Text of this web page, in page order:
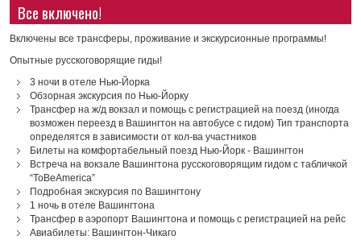
Все включено!
Включены все трансферы, проживание и экскурсионные программы!
Опытные русскоговорящие гиды!
3 ночи в отеле Нью-Йорка
Обзорная экскурсия по Нью-Йорку
Трансфер на ж/д вокзал и помощь с регистрацией на поезд (иногда
возможен переезд в Вашингтон на автобусе с гидом) Тип транспорта
определятся в зависимости от кол-ва участников
Билеты на комфортабельный поезд Нью-Йорк - Вашингтон
Встреча на вокзале Вашингтона русскоговорящим гидом с табличкой
“ToBeAmerica”
Подробная экскурсия по Вашингтону
1 ночь в отеле Вашингтона
Трансфер в аэропорт Вашингтона и помощь с регистрацией на рейс
Авиабилеты: Вашингтон-Чикаго